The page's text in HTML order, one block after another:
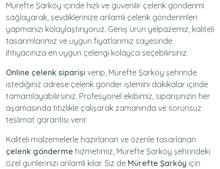
Mürefte Şarköy içinde hızlı ve güvenilir çelenk gönderimi
sağlayarak, sevdiklerinize anlamlı çelenk gönderimleri
yapmanızı kolaylaştırıyoruz. Geniş ürün yelpazemiz, kaliteli
tasarımlarımız ve uygun fiyatlarımız sayesinde
ihtiyacınıza en uygun çelengi kolayca seçebilirsiniz.
Online çelenk siparişi verip, Mürefte Şarköy şehrinde
istediğiniz adrese çelenk gönder işlemini dakikalar içinde
tamamlayabilirsiniz. Profesyonel ekibimiz, siparişinizin her
aşamasında titizlikle çalışarak zamanında ve sorunsuz
teslimat garantisi verir.
Kaliteli malzemelerle hazırlanan ve özenle tasarlanan
çelenk gönderme hizmetimiz, Mürefte Şarköy şehrindeki
özel günlerinizi anlamlı kılar. Siz de Mürefte Şarköy için